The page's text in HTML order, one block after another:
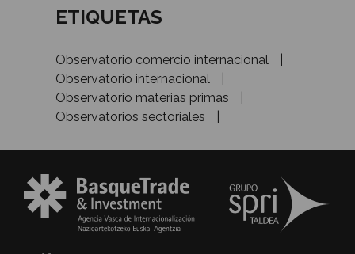
ETIQUETAS
Observatorio comercio internacional
Observatorio internacional
Observatorio materias primas
Observatorios sectoriales